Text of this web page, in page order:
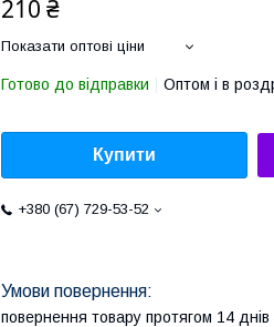
210 ₴
Показати оптові ціни
Готово до відправки Оптом і в
Купити
+380 (67) 729-53-52
повернення товару протягом 14 днів